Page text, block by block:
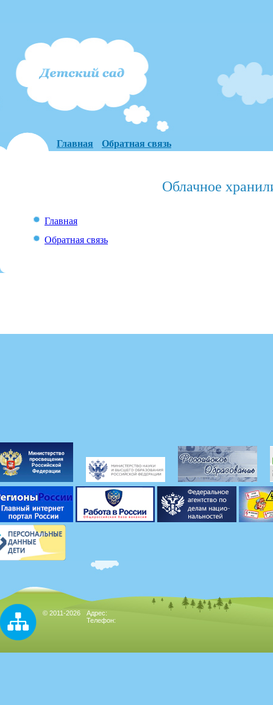
Главная Обратная связь
Облачное
Главная
Обратная связь
© 2011-2026
Адрес:
Телефон: